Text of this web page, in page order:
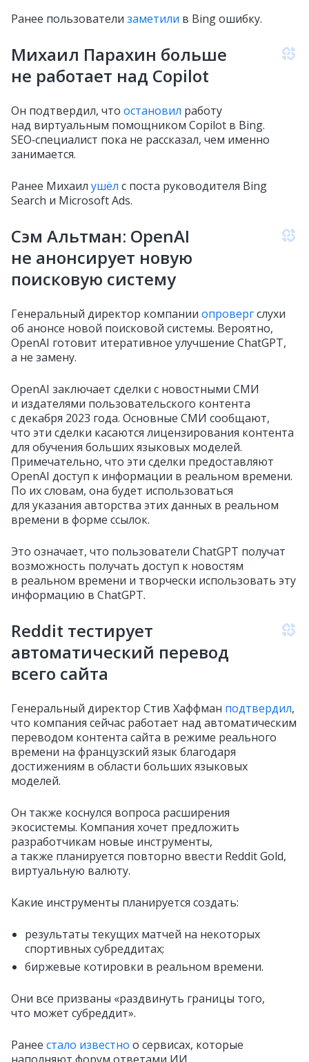
Ранее пользователи заметили в Bing ошибку.
Михаил Парахин больше
не работает над Copilot
Он подтвердил, что остановил работу
над виртуальным помощником Copilot в Bing.
SEO‑специалист пока не рассказал, чем именно
занимается.
Ранее Михаил ушёл с поста руководителя Bing
Search и Microsoft Ads.
Сэм Альтман: OpenAI
не анонсирует новую
поисковую систему
Генеральный директор компании опровергслухи
об анонсе новой поисковой системы. Вероятно,
OpenAI готовит итеративное улучшение ChatGPT,
а не замену.
OpenAI заключает сделки с новостными СМИ
и издателями пользовательского контента
с декабря 2023 года. Основные СМИ сообщают,
что эти сделки касаются лицензирования контента
для обучения больших языковых моделей.
Примечательно, что эти сделки предоставляют
OpenAI доступ к информации в реальном времени.
По их словам, она будет использоваться
для указания авторства этих данных в реальном
времени в форме ссылок.
Это означает, что пользователи ChatGPT получат
возможность получать доступ к новостям
в реальном времени и творчески использовать эту
информацию в ChatGPT.
Reddit тестирует
автоматический перевод
всего сайта
Генеральный директор Стив Хаффман подтвердил,
что компания сейчас работает над автоматическим
переводом контента сайта в режиме реального
времени на французский язык благодаря
достижениям в области больших языковых
моделей.
Он также коснулся вопроса расширения
экосистемы. Компания хочет предложить
разработчикам новые инструменты,
а также планируется повторно ввести Reddit Gold,
виртуальную валюту.
Какие инструменты планируется создать:
результаты текущих матчей на некоторых
спортивных субреддитах;
​​биржевые котировки в реальном времени.
Они все призваны «раздвинуть границы того,
что может субреддит».
Ранее стало известно о сервисах, которые